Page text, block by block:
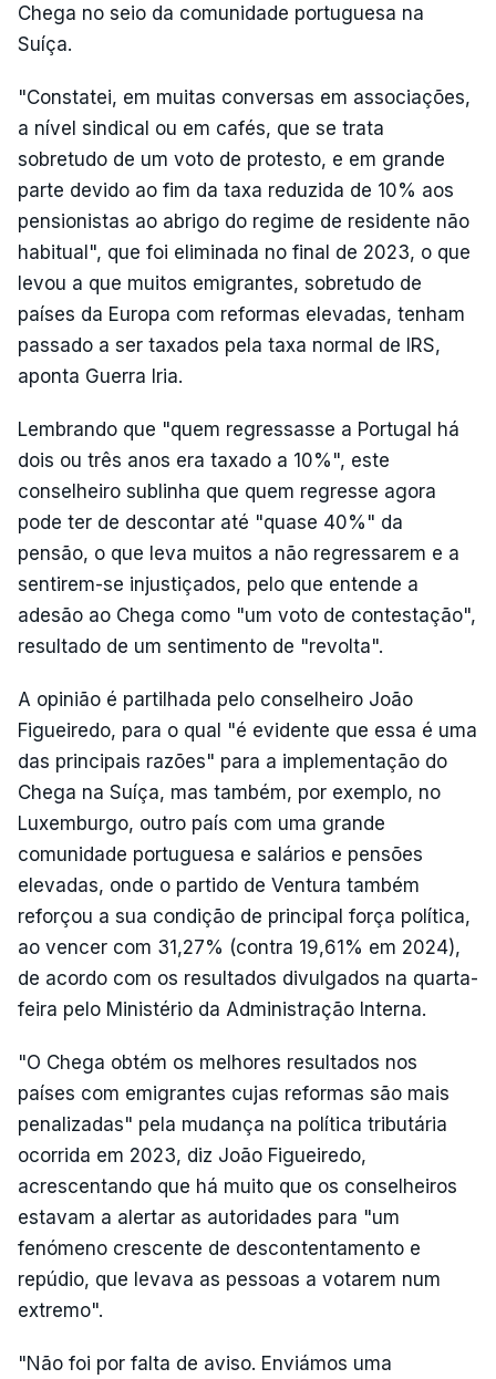
Chega no seio da comunidade portuguesa na
Suíça.
"Constatei, em muitas conversas em associações,
a nível sindical ou em cafés, que se trata
sobretudo de um voto de protesto, e em grande
parte devido ao fim da taxa reduzida de 10% aos
pensionistas ao abrigo do regime de residente não
habitual", que foi eliminada no final de 2023, o que
levou a que muitos emigrantes, sobretudo de
países da Europa com reformas elevadas, tenham
passado a ser taxados pela taxa normal de IRS,
aponta Guerra Iria.
Lembrando que "quem regressasse a Portugal há
dois ou três anos era taxado a 10%", este
conselheiro sublinha que quem regresse agora
pode ter de descontar até "quase 40%" da
pensão, o que leva muitos a não regressarem e a
sentirem-se injustiçados, pelo que entende a
adesão ao Chega como "um voto de contestação",
resultado de um sentimento de "revolta".
A opinião é partilhada pelo conselheiro João
Figueiredo, para o qual "é evidente que essa é uma
das principais razões" para a implementação do
Chega na Suíça, mas também, por exemplo, no
Luxemburgo, outro país com uma grande
comunidade portuguesa e salários e pensões
elevadas, onde o partido de Ventura também
reforçou a sua condição de principal força política,
ao vencer com 31,27% (contra 19,61% em 2024),
de acordo com os resultados divulgados na quarta-
feira pelo Ministério da Administração Interna.
"O Chega obtém os melhores resultados nos
países com emigrantes cujas reformas são mais
penalizadas" pela mudança na política tributária
ocorrida em 2023, diz João Figueiredo,
acrescentando que há muito que os conselheiros
estavam a alertar as autoridades para "um
fenómeno crescente de descontentamento e
repúdio, que levava as pessoas a votarem num
extremo".
"Não foi por falta de aviso. Enviámos uma